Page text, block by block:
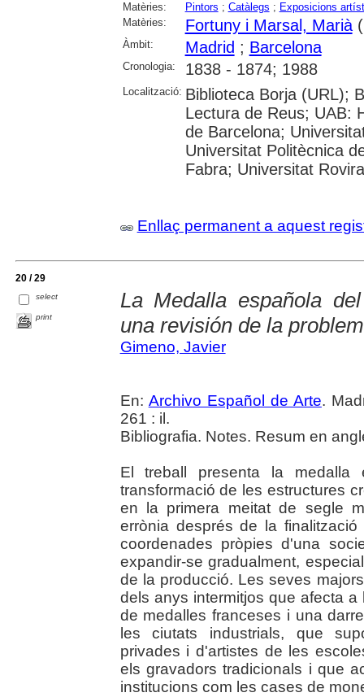
Matèries: Pintors ; Catàlegs ; Exposicions
Matèries:
Fortuny i Marsal, Marià
Àmbit: Madrid ; Barcelona
Cronologia: 1838 - 1874; 1988
Localització: Biblioteca Borja (URL);
Lectura de Reus; UAB:
de Barcelona;
Universitat Politècnica
Fabra; Universitat
Enllaç permanent a aquest
20 / 29
select
print
La Medalla española
una revisión de la
Gimeno, Javier
En: Archivo Español de Arte.
261 : il.
Bibliografia. Notes. Resum en
El treball presenta la
transformació de les estructures
en la primera meitat de segle
errònia després de la
coordenades pròpies d'una
expandir-se gradualment,
de la producció. Les seves
dels anys intermitjos que afecta
de medalles franceses i una
les ciutats industrials, que
privades i d'artistes de les
els gravadors tradicionals i que
institucions com les cases de